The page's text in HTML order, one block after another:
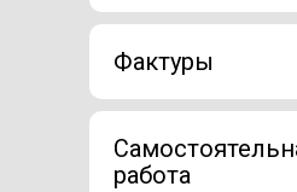
Фактуры
работа